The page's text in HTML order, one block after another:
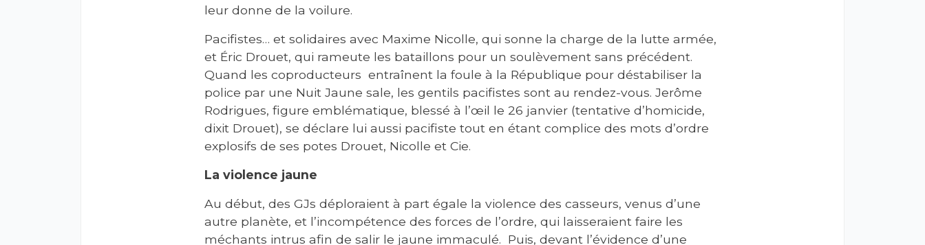
leur donne de la voilure.
Pacifistes… et solidaires avec Maxime Nicolle, qui sonne la charge de la lutte armée,
et Éric Drouet, qui rameute les bataillons pour un soulèvement sans précédent.
Quand les coproducteurs entraînent la foule à la République pour déstabiliser la
police par une Nuit Jaune sale, les gentils pacifistes sont au rendez-vous. Jerôme
Rodrigues, figure emblématique, blessé à l’œil le 26 janvier (tentative d’homicide,
dixit Drouet), se déclare lui aussi pacifiste tout en étant complice des mots d’ordre
explosifs de ses potes Drouet, Nicolle et Cie.
La violence jaune
Au début, des GJs déploraient à part égale la violence des casseurs, venus d’une
autre planète, et l’incompétence des forces de l’ordre, qui laisseraient faire les
méchants intrus afin de salir le jaune immaculé. Puis, devant l’évidence d’une